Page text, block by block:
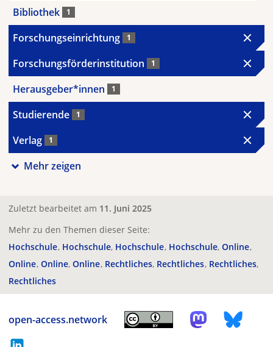
Bibliothek 1
Forschungseinrichtung 1
Forschungsförderinstitution 1
Herausgeber*innen 1
Studierende 1
Verlag 1
Mehr zeigen
Zuletzt bearbeitet am 11. Juni 2025
Mehr zu den Themen dieser Seite:
Hochschule Hochschule Hochschule Hochschule Online
Online Online Online Rechtliches Rechtliches Rechtliches
Rechtliches
open-access.network